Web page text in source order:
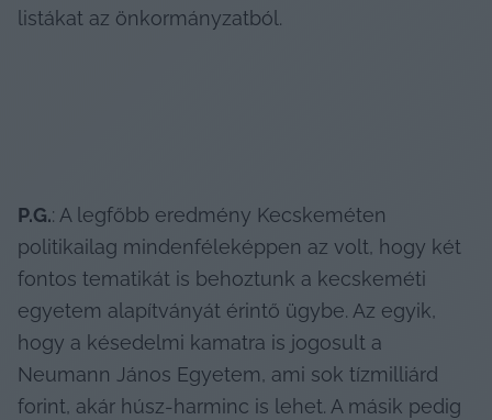
listákat az önkormányzatból.
P.G.: A legfőbb eredmény Kecskeméten
politikailag mindenféleképpen az volt, hogy két
fontos tematikát is behoztunk a kecskeméti
egyetem alapítványát érintő ügybe. Az egyik,
hogy a késedelmi kamatra is jogosult a
Neumann János Egyetem, ami sok tízmilliárd
forint, akár húsz-harminc is lehet. A másik pedig